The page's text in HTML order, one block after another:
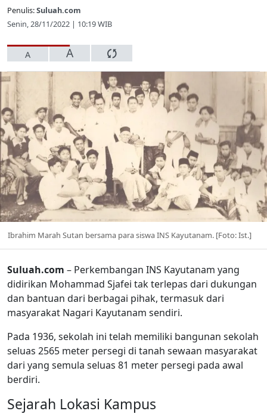
Penulis:Suluah.com
Senin, 28/11/2022 | 10:19 WIB
A A
Ibrahim Marah Sutan bersama para siswa INS Kayutanam. [Foto: Ist.]
Suluah.com – Perkembangan INS Kayutanam yang
didirikan Mohammad Sjafei tak terlepas dari dukungan
dan bantuan dari berbagai pihak, termasuk dari
masyarakat Nagari Kayutanam sendiri.
Pada 1936, sekolah ini telah memiliki bangunan sekolah
seluas 2565 meter persegi di tanah sewaan masyarakat
dari yang semula seluas 81 meter persegi pada awal
berdiri.
Sejarah Lokasi Kampus